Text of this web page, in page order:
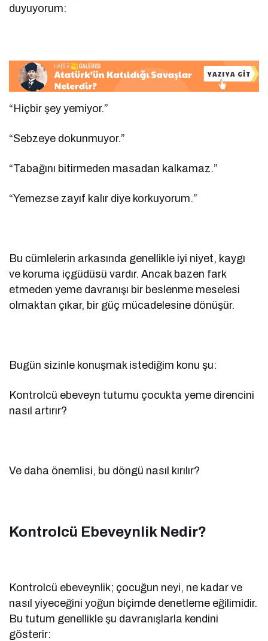
duyuyorum:
“Hiçbir şey yemiyor.”
“Sebzeye dokunmuyor.”
“Tabağını bitirmeden masadan kalkamaz.”
“Yemezse zayıf kalır diye korkuyorum.”
Bu cümlelerin arkasında genellikle iyi niyet, kaygı
ve koruma içgüdüsü vardır. Ancak bazen fark
etmeden yeme davranışı bir beslenme meselesi
olmaktan çıkar, bir güç mücadelesine dönüşür.
Bugün sizinle konuşmak istediğim konu şu:
Kontrolcü ebeveyn tutumu çocukta yeme direncini
nasıl artırır?
Ve daha önemlisi, bu döngü nasıl kırılır?
Kontrolcü Ebeveynlik Nedir?
Kontrolcü ebeveynlik; çocuğun neyi, ne kadar ve
nasıl yiyeceğini yoğun biçimde denetleme eğilimidir.
Bu tutum genellikle şu davranışlarla kendini
gösterir: